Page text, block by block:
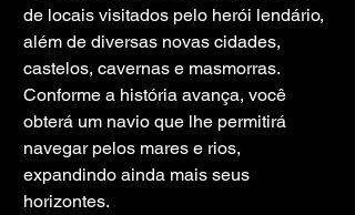
de locais visitados pelo herói lendário,
além de diversas novas cidades,
castelos, cavernas e masmorras.
Conforme a história avança, você
obterá um navio que lhe permitirá
navegar pelos mares e rios,
expandindo ainda mais seus
horizontes.